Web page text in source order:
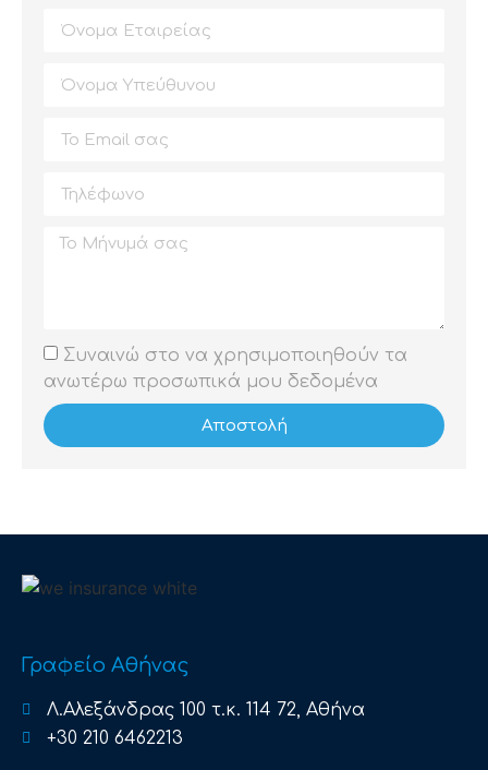
Συναινώ στο να χρησιμοποιηθούν τα
ανωτέρω προσωπικά μου δεδομένα
Αποστολή
Γραφείο Αθήνας
Λ.Αλεξάνδρας 100 τ.κ. 114 72, Αθήνα
+30 210 6462213